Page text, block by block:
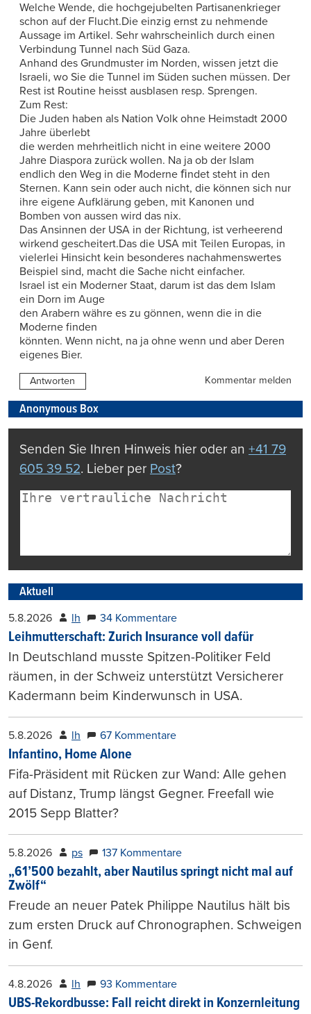
Welche Wende, die hochgejubelten Partisanenkrieger
schon auf der Flucht.Die einzig ernst zu nehmende
Aussage im Artikel. Sehr wahrscheinlich durch einen
Verbindung Tunnel nach Süd Gaza.
Anhand des Grundmuster im Norden, wissen jetzt die
Israeli, wo Sie die Tunnel im Süden suchen müssen. Der
Rest ist Routine heisst ausblasen resp. Sprengen.
Zum Rest:
Die Juden haben als Nation Volk ohne Heimstadt 2000
Jahre überlebt
die werden mehrheitlich nicht in eine weitere 2000
Jahre Diaspora zurück wollen. Na ja ob der Islam
endlich den Weg in die Moderne ﬁndet steht in den
Sternen. Kann sein oder auch nicht, die können sich nur
ihre eigene Aufklärung geben, mit Kanonen und
Bomben von aussen wird das nix.
Das Ansinnen der USA in der Richtung, ist verheerend
wirkend gescheitert.Das die USA mit Teilen Europas, in
vielerlei Hinsicht kein besonderes nachahmenswertes
Beispiel sind, macht die Sache nicht einfacher.
Israel ist ein Moderner Staat, darum ist das dem Islam
ein Dorn im Auge
den Arabern währe es zu gönnen, wenn die in die
Moderne finden
könnten. Wenn nicht, na ja ohne wenn und aber Deren
eigenes Bier.
Antworten Kommentar melden
Anonymous Box
Senden Sie Ihren Hinweis hier oder an +41 79
605 39 52. Lieber per Post?
Aktuell
5.8.2026 lh 34 Kommentare
Leihmutterschaft: Zurich Insurance voll dafür
In Deutschland musste Spitzen-Politiker Feld
räumen, in der Schweiz unterstützt Versicherer
Kadermann beim Kinderwunsch in USA.
5.8.2026 lh 67 Kommentare
Infantino, Home Alone
Fifa-Präsident mit Rücken zur Wand: Alle gehen
auf Distanz, Trump längst Gegner. Freefall wie
2015 Sepp Blatter?
5.8.2026 ps 137 Kommentare
„61’500 bezahlt, aber Nautilus springt nicht mal auf
Zwölf“
Freude an neuer Patek Philippe Nautilus hält bis
zum ersten Druck auf Chronographen. Schweigen
in Genf.
4.8.2026 lh 93 Kommentare
UBS-Rekordbusse: Fall reicht direkt in Konzernleitung